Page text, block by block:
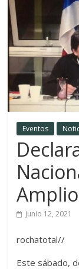
Eventos
Amplio
junio 12, 2021
rochatotal//
Este sábado,